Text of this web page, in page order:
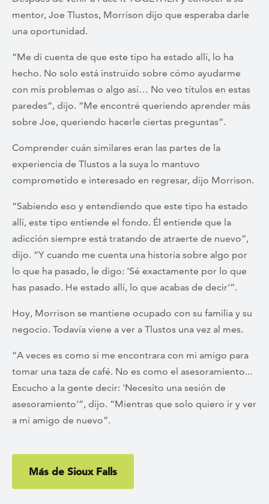
mentor, Joe Tlustos, Morrison dijo que esperaba darle
una oportunidad.
“Me di cuenta de que este tipo ha estado allí, lo ha
hecho. No solo está instruido sobre cómo ayudarme
con mis problemas o algo así… No veo títulos en estas
paredes”, dijo. “Me encontré queriendo aprender más
sobre Joe, queriendo hacerle ciertas preguntas”.
Comprender cuán similares eran las partes de la
experiencia de Tlustos a la suya lo mantuvo
comprometido e interesado en regresar, dijo Morrison.
“Sabiendo eso y entendiendo que este tipo ha estado
allí, este tipo entiende el fondo. Él entiende que la
adicción siempre está tratando de atraerte de nuevo”,
dijo. “Y cuando me cuenta una historia sobre algo por
lo que ha pasado, le digo: 'Sé exactamente por lo que
has pasado. He estado allí, lo que acabas de decir'”.
Hoy, Morrison se mantiene ocupado con su familia y su
negocio. Todavía viene a ver a Tlustos una vez al mes.
“A veces es como si me encontrara con mi amigo para
tomar una taza de café. No es como el asesoramiento...
Escucho a la gente decir: 'Necesito una sesión de
asesoramiento'”, dijo. “Mientras que solo quiero ir y ver
a mi amigo de nuevo”.
Más de Sioux Falls